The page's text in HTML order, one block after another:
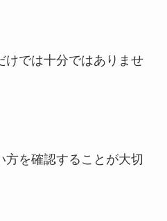
けでは十分ではありませ
方を確認することが大切